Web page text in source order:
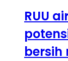
RUU
bersih